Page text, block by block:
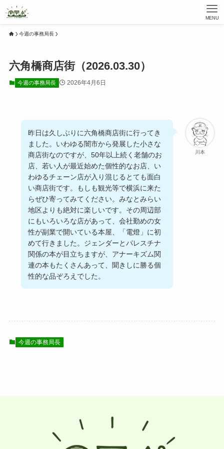
MENU
今週の事務局長
六角橋商店街（2026.03.30）
今週の事務局長 2026年4月6日
川本
昨日は久しぶりに六角橋商店街に行ってき
ました。いわゆる闇市から発展した小さな
商店街なのですが、50年以上続く老舗のお
店、若い人が最近始めた個性的なお店、い
わゆるチェーン店が入り混じるとても面白
い商店街です。もしも観光等で横浜に来た
らぜひ寄ってみてください。みなとみらい
地区よりも絶対に楽しいです。その周辺部
にもいろいろな店があって、会社勤めの女
性が副業で開いている本屋、「電燈」に初
めて行きました。ジェンダーとパレスチナ
関係の本が目立ちますが、アナーキズム関
連の本もたくさんあって、聞きしに勝る個
性的な品ぞろえでした。
今週の事務局長